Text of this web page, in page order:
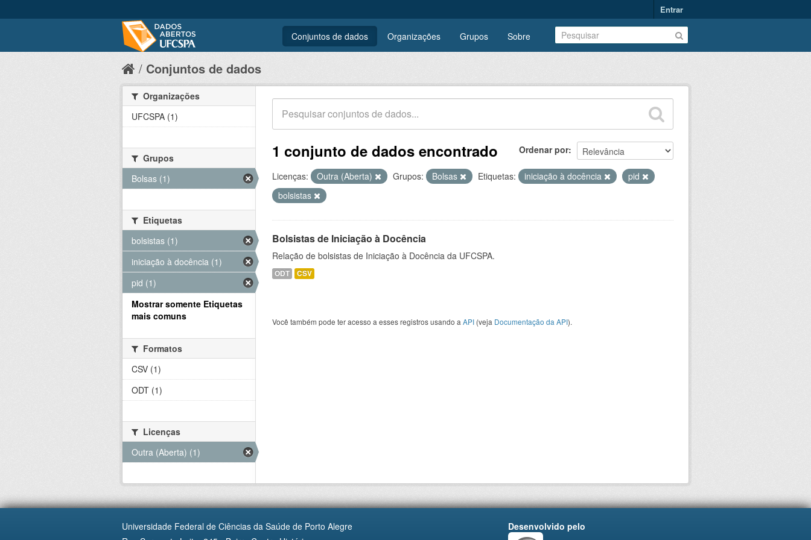
Entrar
Conjuntos de dados Organizações Grupos Sobre
Conjuntos de dados
Ordenar por
1 conjunto de dados encontrado
Licenças: Outra (Aberta) Grupos: Bolsas Etiquetas: iniciação à docência
pid
bolsistas
Bolsistas de Iniciação à Docência
Relação de bolsistas de Iniciação à Docência da UFCSPA.
ODT CSV
Você também pode ter acesso a esses registros usando a API (veja Documentação da API).
Organizações
UFCSPA (1)
Grupos
Bolsas (1)
Etiquetas
bolsistas (1)
iniciação à docência (1)
pid (1)
Mostrar somente Etiquetas
mais comuns
Formatos
CSV (1)
ODT (1)
Licenças
Outra (Aberta) (1)
Universidade Federal de Ciências da Saúde de Porto Alegre
Desenvolvido pelo